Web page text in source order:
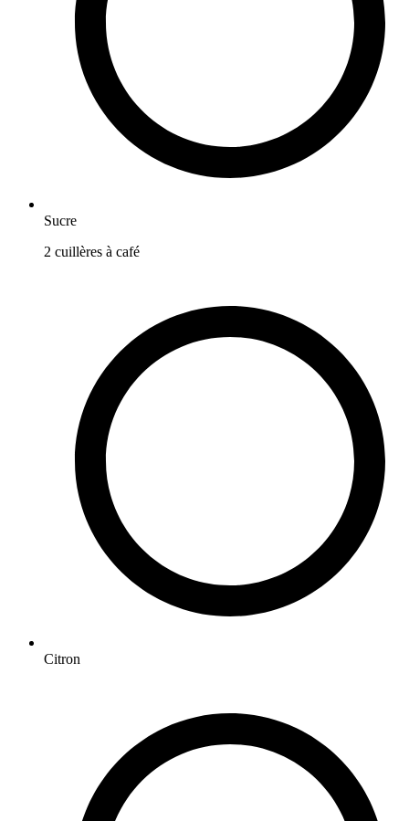
Sucre
2 cuillères à café
Citron